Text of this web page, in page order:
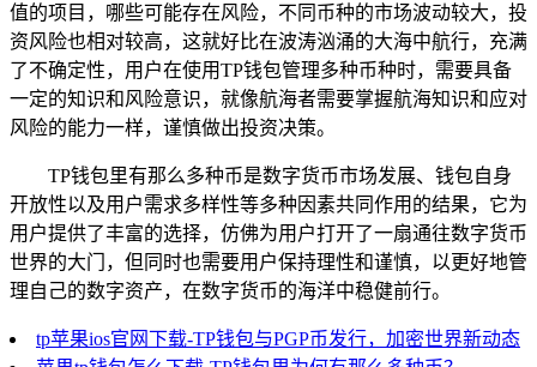
值的项目，哪些可能存在风险，不同币种的市场波动较大，投
资风险也相对较高，这就好比在波涛汹涌的大海中航行，充满
了不确定性，用户在使用TP钱包管理多种币种时，需要具备
一定的知识和风险意识，就像航海者需要掌握航海知识和应对
风险的能力一样，谨慎做出投资决策。
TP钱包里有那么多种币是数字货币市场发展、钱包自身
开放性以及用户需求多样性等多种因素共同作用的结果，它为
用户提供了丰富的选择，仿佛为用户打开了一扇通往数字货币
世界的大门，但同时也需要用户保持理性和谨慎，以更好地管
理自己的数字资产，在数字货币的海洋中稳健前行。
tp苹果ios官网下载-TP钱包与PGP币发行，加密世界新动态